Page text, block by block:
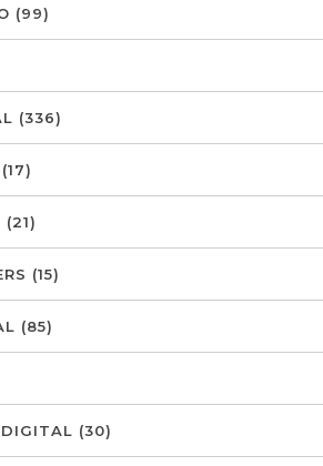
(99)
(336)
(17)
(21)
(15)
(85)
DIGITAL (30)